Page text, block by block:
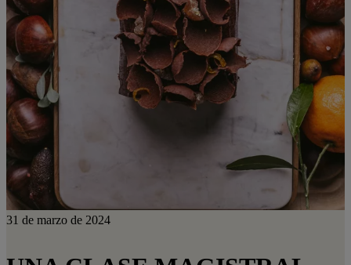
31 de marzo de 2024